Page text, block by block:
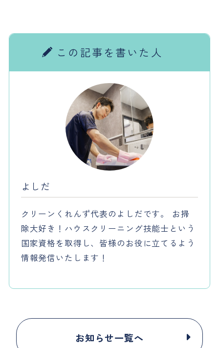
この記事を書いた人
よしだ
クリーンくれんず代表のよしだです。 お掃
除大好き！ハウスクリーニング技能士という
国家資格を取得し、皆様のお役に立てるよう
情報発信いたします！
お知らせ一覧へ